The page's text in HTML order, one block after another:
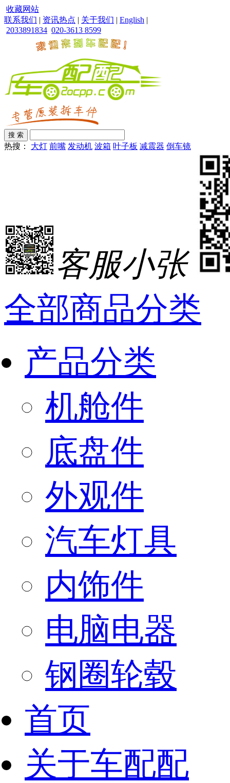
收藏网站
联系我们 | 资讯热点 | 关于我们 | English |
2033891834 020-3613 8599
热搜： 大灯 前嘴 发动机 波箱 叶子板 减震器 倒车镜
客服小张
全部商品分类
产品分类
机舱件
底盘件
外观件
汽车灯具
内饰件
电脑电器
钢圈轮毂
首页
关于车配配